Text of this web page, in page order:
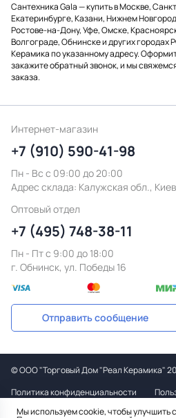
Сантехника Gala — купить в Москве,
Екатеринбурге, Казани, Нижнем
Ростове-на-Дону, Уфе, Омске,
Волгограде, Обнинске и других городах
Керамика по указанному адресу.
закажите обратный звонок, и мы
заказа.
Интернет-магазин
+7 (910) 590-41-98
Пн - Вс с 09:00 до 20:00
Адрес склада: Калужская обл.,
Оптовый отдел
+7 (495) 748-38-11
Пн - Пт c 9:00 до 18:00
г. Обнинск, ул. Победы 16
Отправить сообщение
©ООО "Торговый Дом "Реал Керамика"
Политика конфиденциальности
Дизайн
Мы используем cookie, чтобы улучшить